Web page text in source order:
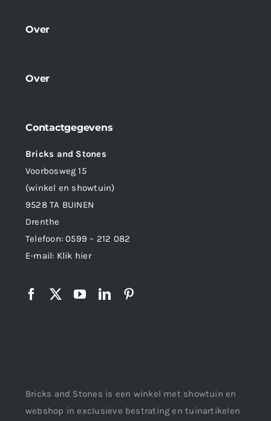
Over
Over
Contactgegevens
Bricks and Stones
Voorbosweg 15
(winkel en showtuin)
9528 TA BUINEN
Drenthe
Telefoon:0599 – 212 082
E-mail: Klik hier
Bricks and Stones is een winkel met showtuin en
webshop in exclusieve bestrating en tuinartikelen